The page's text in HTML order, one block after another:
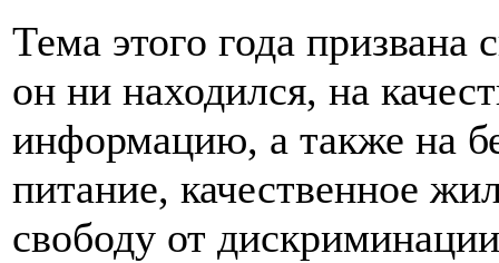
Тема этого года призвана
он ни находился, на
информацию, а также на
питание, качественное
свободу от